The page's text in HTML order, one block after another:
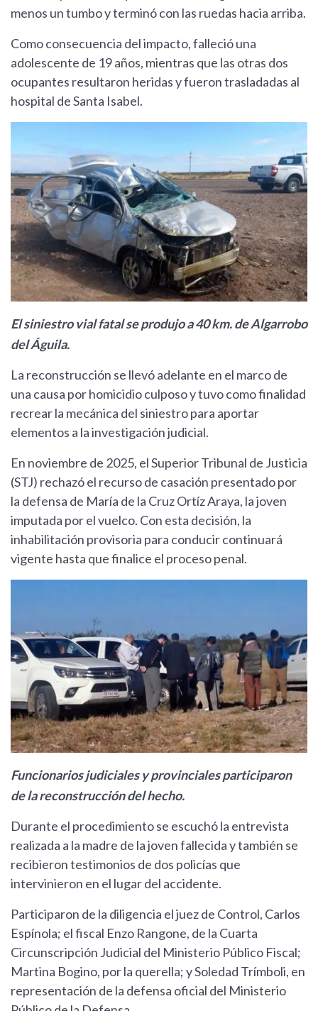
menos un tumbo y terminó con las ruedas hacia arriba.
Como consecuencia del impacto, falleció una
adolescente de 19 años, mientras que las otras dos
ocupantes resultaron heridas y fueron trasladadas al
hospital de Santa Isabel.
El siniestro vial fatal se produjo a 40 km. de Algarrobo
del Águila.
La reconstrucción se llevó adelante en el marco de
una causa por homicidio culposo y tuvo como finalidad
recrear la mecánica del siniestro para aportar
elementos a la investigación judicial.
En noviembre de 2025, el Superior Tribunal de Justicia
(STJ) rechazó el recurso de casación presentado por
la defensa de María de la Cruz Ortíz Araya, la joven
imputada por el vuelco. Con esta decisión, la
inhabilitación provisoria para conducir continuará
vigente hasta que finalice el proceso penal.
Funcionarios judiciales y provinciales participaron
de la reconstrucción del hecho.
Durante el procedimiento se escuchó la entrevista
realizada a la madre de la joven fallecida y también se
recibieron testimonios de dos policías que
intervinieron en el lugar del accidente.
Participaron de la diligencia el juez de Control, Carlos
Espínola; el fiscal Enzo Rangone, de la Cuarta
Circunscripción Judicial del Ministerio Público Fiscal;
Martina Bogino, por la querella; y Soledad Trímboli, en
representación de la defensa oficial del Ministerio